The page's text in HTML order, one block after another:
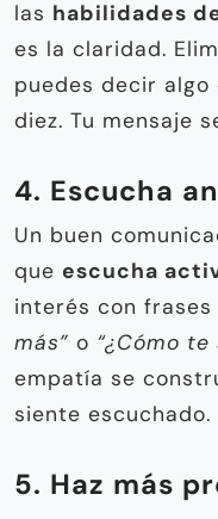
las habilidades
es la claridad.
puedes decir algo
diez. Tu mensaje
4. Escucha
Un buen
que escucha
interés con frases
más” o “¿Cómo
empatía se
siente escuchado.
5. Haz más